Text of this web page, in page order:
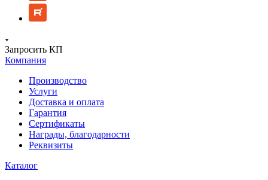
Запросить КП
Компания
Производство
Услуги
Доставка и оплата
Гарантия
Сертификаты
Награды, благодарности
Реквизиты
Каталог